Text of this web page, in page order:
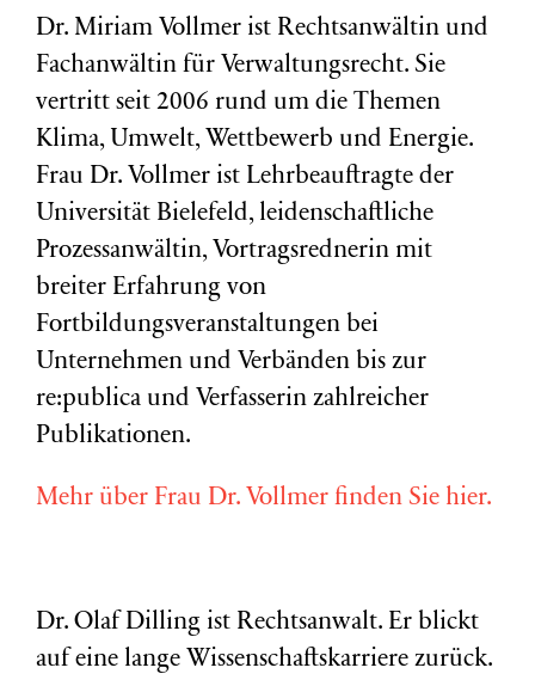
Dr. Miriam Vollmer ist Rechtsanwältin und
Fachanwältin für Verwaltungsrecht. Sie
vertritt seit 2006 rund um die Themen
Klima, Umwelt, Wettbewerb und Energie.
Frau Dr. Vollmer ist Lehrbeauftragte der
Universität Bielefeld, leidenschaftliche
Prozessanwältin, Vortragsrednerin mit
breiter Erfahrung von
Fortbildungsveranstaltungen bei
Unternehmen und Verbänden bis zur
re:publica und Verfasserin zahlreicher
Publikationen.
Mehr über Frau Dr. Vollmer finden Sie hier.
Dr. Olaf Dilling ist Rechtsanwalt. Er blickt
auf eine lange Wissenschaftskarriere zurück.